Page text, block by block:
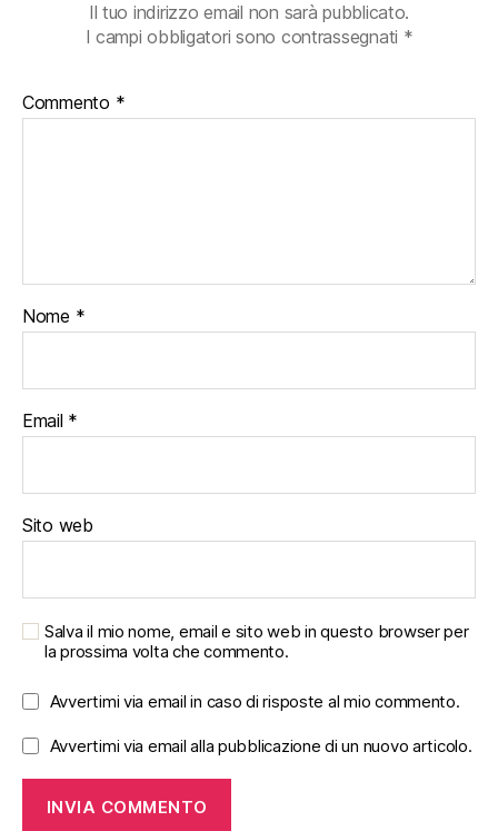
Il tuo indirizzo email non sarà pubblicato.
I campi obbligatori sono contrassegnati *
Commento *
Nome *
Email *
Sito web
Salva il mio nome, email e sito web in questo browser per
la prossima volta che commento.
Avvertimi via email in caso di risposte al mio commento.
Avvertimi via email alla pubblicazione di un nuovo articolo.